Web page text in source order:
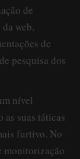
de
web,
de
pesquisa dos
nível
as suas táticas
furtivo. No
monitorização